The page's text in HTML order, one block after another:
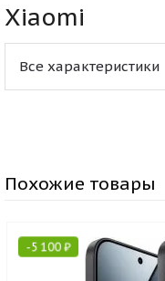
Xiaomi
Все характеристики
Похожие товары
-5 100₽